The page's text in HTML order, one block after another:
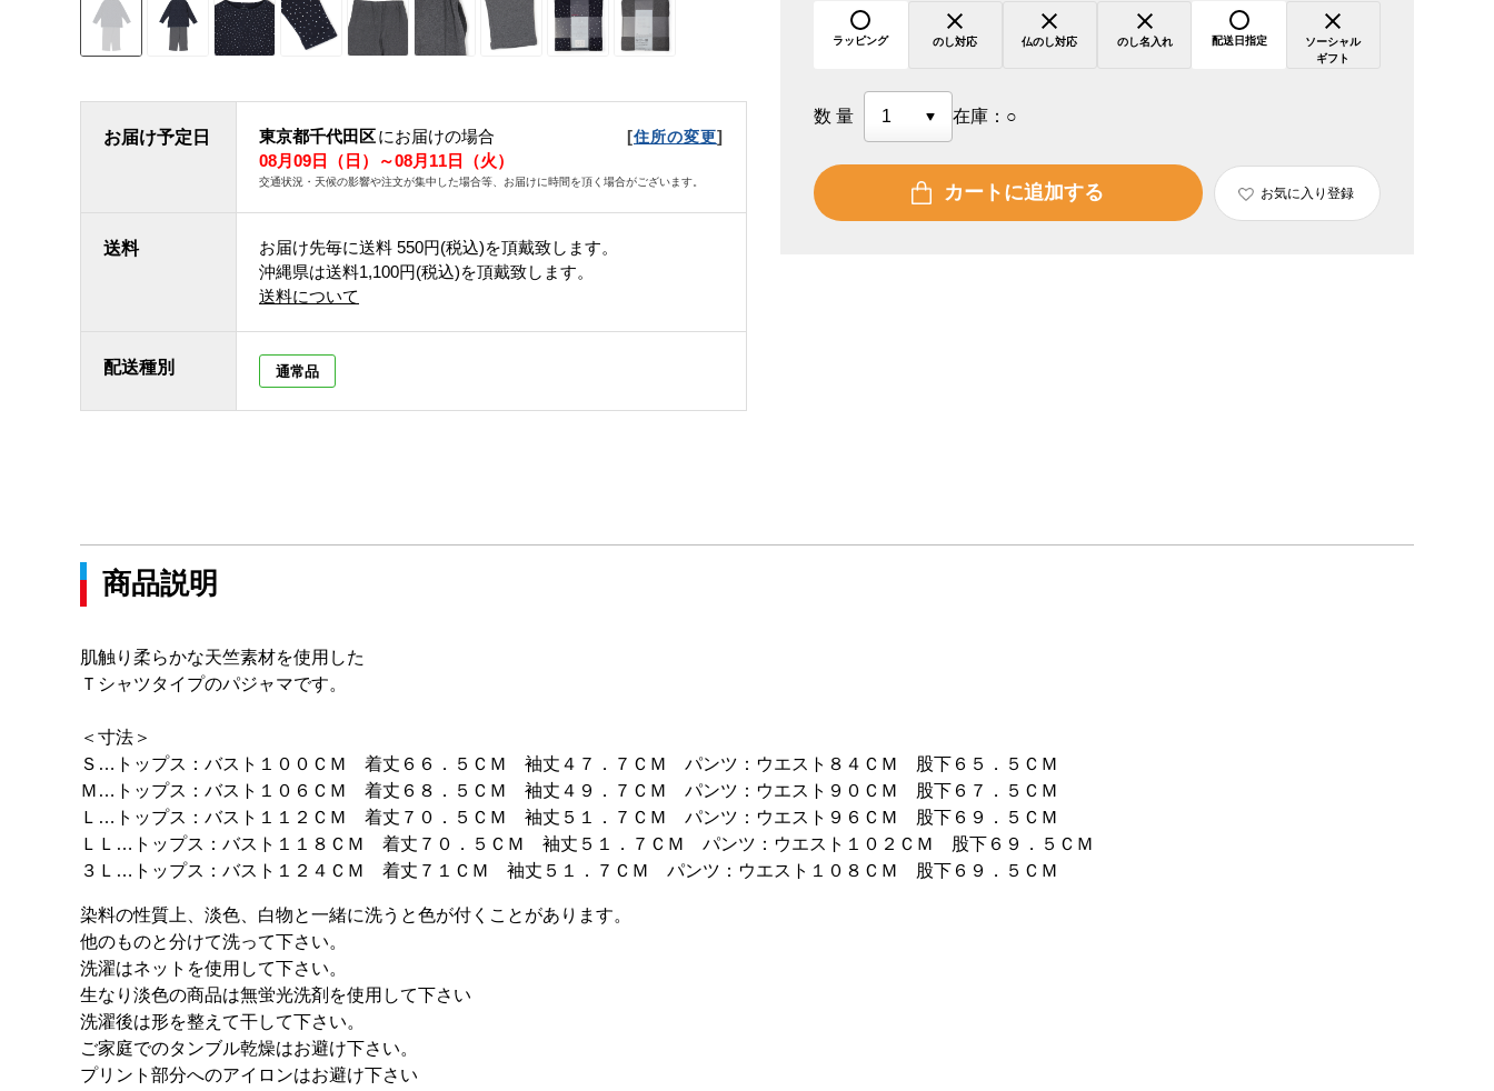
お届け予定日 東京都千代田区にお届けの場合 [住所の変更]
08月09日（日）～08月11日（火）
交通状況・天候の影響や注文が集中した場合等、お届けに時間を頂く場合がございます。
送料 お届け先毎に送料 550円(税込)を頂戴致します。
沖縄県は送料1,100円(税込)を頂戴致します。
送料について
配送種別 通常品
ラッピング のし対応 仏のし対応 のし名入れ 配送日指定
ソーシャル
ギフト
数量 在庫： ○
カートに追加する お気に入り登録
商品説明
肌触り柔らかな天竺素材を使用した
Ｔシャツタイプのパジャマです。
＜寸法＞
Ｓ…トップス：バスト１００ＣＭ 着丈６６．５ＣＭ 袖丈４７．７ＣＭ パンツ：ウエスト８４ＣＭ 股下６５．５ＣＭ
Ｍ…トップス：バスト１０６ＣＭ 着丈６８．５ＣＭ 袖丈４９．７ＣＭ パンツ：ウエスト９０ＣＭ 股下６７．５ＣＭ
Ｌ…トップス：バスト１１２ＣＭ 着丈７０．５ＣＭ 袖丈５１．７ＣＭ パンツ：ウエスト９６ＣＭ 股下６９．５ＣＭ
ＬＬ…トップス：バスト１１８ＣＭ 着丈７０．５ＣＭ 袖丈５１．７ＣＭ パンツ：ウエスト１０２ＣＭ 股下６９．５ＣＭ
３Ｌ…トップス：バスト１２４ＣＭ 着丈７１ＣＭ 袖丈５１．７ＣＭ パンツ：ウエスト１０８ＣＭ 股下６９．５ＣＭ
染料の性質上、淡色、白物と一緒に洗うと色が付くことがあります。
他のものと分けて洗って下さい。
洗濯はネットを使用して下さい。
生なり淡色の商品は無蛍光洗剤を使用して下さい
洗濯後は形を整えて干して下さい。
ご家庭でのタンブル乾燥はお避け下さい。
プリント部分へのアイロンはお避け下さい